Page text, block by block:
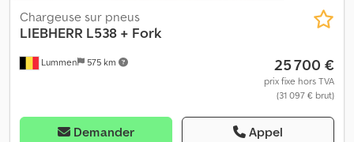
Lummen 575 km
Chargeuse sur pneus
LIEBHERR L538 + Fork
25 700 €
prix fixe hors TVA
(31 097 € brut)
Demander Appel